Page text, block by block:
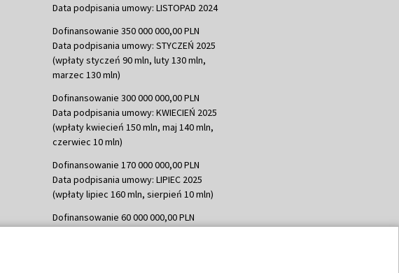
Data podpisania umowy: LISTOPAD 2024
Dofinansowanie 350 000 000,00 PLN
Data podpisania umowy: STYCZEŃ 2025
(wpłaty styczeń 90 mln, luty 130 mln,
marzec 130 mln)
Dofinansowanie 300 000 000,00 PLN
Data podpisania umowy: KWIECIEŃ 2025
(wpłaty kwiecień 150 mln, maj 140 mln,
czerwiec 10 mln)
Dofinansowanie 170 000 000,00 PLN
Data podpisania umowy: LIPIEC 2025
(wpłaty lipiec 160 mln, sierpień 10 mln)
Dofinansowanie 60 000 000,00 PLN